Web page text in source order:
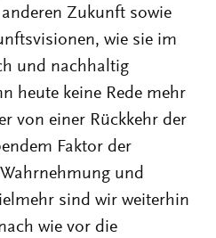
Zukunft sowie
wie sie im
und nachhaltig
heute keine Rede mehr
von einer Rückkehr der
Faktor der
und
sind wir weiterhin
wie vor die